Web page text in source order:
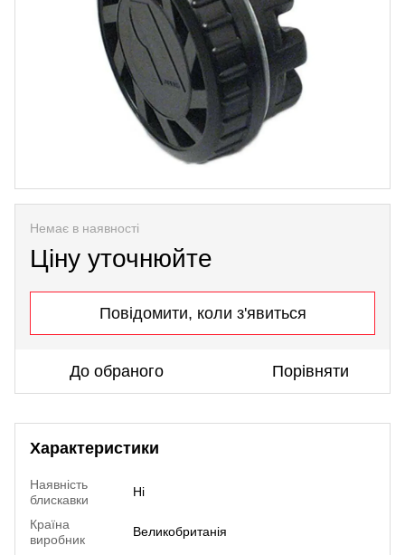
Немає в наявності
Ціну уточнюйте
Повідомити, коли з'явиться
До обраного Порівняти
Характеристики
Наявність
блискавки
Ні
Країна
виробник
Великобританія